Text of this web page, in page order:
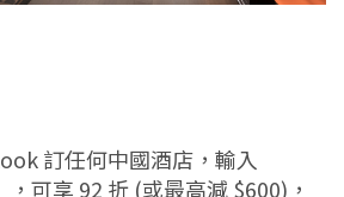
訂任何中國酒店，輸入
，可享 92 折 (或最高減 $600)，